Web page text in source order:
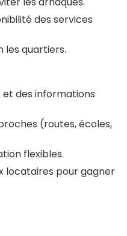
des services
les quartiers.
et des informations
(routes, écoles,
flexibles.
locataires pour gagner